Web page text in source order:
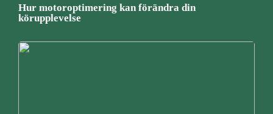
Hur motoroptimering kan förändra din
körupplevelse